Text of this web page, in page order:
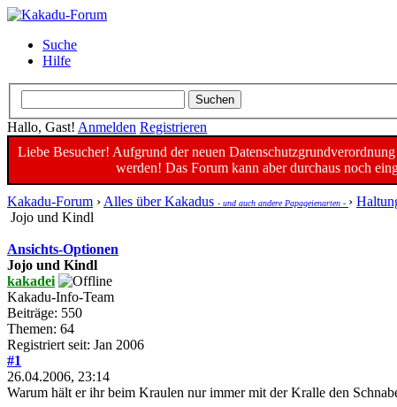
Suche
Hilfe
Hallo, Gast! Anmelden Registrieren
Liebe Besucher! Aufgrund der neuen
werden! Das Forum kann aber durchaus noch
Kakadu-Forum › Alles über Kakadus - und auch andere Papageienarten - ›
Jojo und Kindl
Ansichts-Optionen
Jojo und Kindl
kakadei
Kakadu-Info-Team
Beiträge: 550
Themen: 64
Registriert seit: Jan 2006
#1
26.04.2006, 23:14
Warum hält er ihr beim Kraulen nur immer mit der Kralle den